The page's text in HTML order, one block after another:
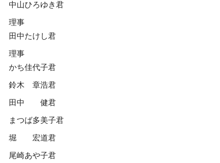
中山ひろゆき君
理事
田中たけし君
理事
かち佳代子君
鈴木 章浩君
田中 健君
まつば多美子君
堀 宏道君
尾崎あや子君